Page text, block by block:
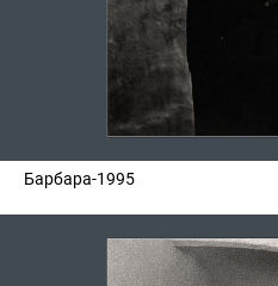
Барбара-1995